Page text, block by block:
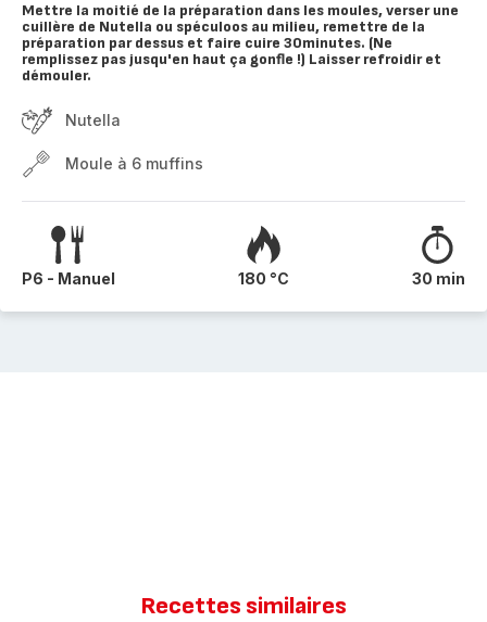
Mettre la moitié de la préparation dans les moules, verser une
cuillère de Nutella ou spéculoos au milieu, remettre de la
préparation par dessus et faire cuire 30minutes. (Ne
remplissez pas jusqu'en haut ça gonfle !) Laisser refroidir et
démouler.
Nutella
Moule à 6 muffins
P6 - Manuel 180 °C 30 min
Recettes similaires